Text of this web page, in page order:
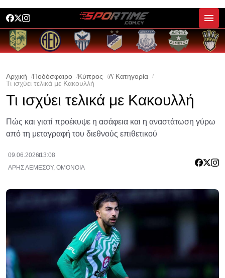
Αρχική Ποδόσφαιρο Κύπρος
Α’ Κατηγορία
Τι ισχύει τελικά με Κακουλλή
Τι ισχύει τελικά με Κακουλλή
Πώς και γιατί προέκυψε η ασάφεια και η αναστάτωση γύρω
από τη μεταγραφή του διεθνούς επιθετικού
09.06.2026 13:08
ΑΡΗΣ ΛΕΜΕΣΟΥ, ΟΜΟΝΟΙΑ